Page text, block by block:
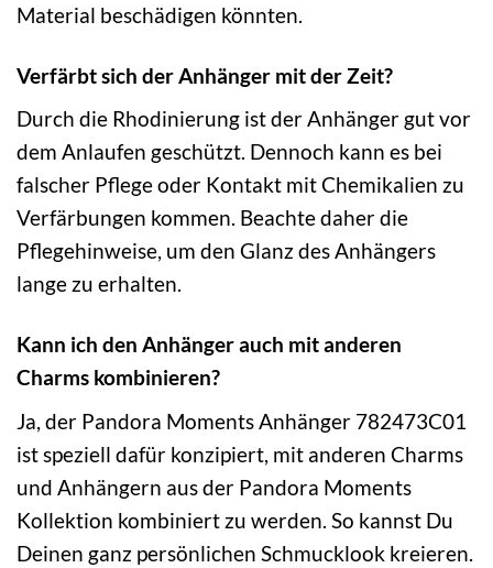
Material beschädigen könnten.
Verfärbt sich der Anhänger mit der Zeit?
Durch die Rhodinierung ist der Anhänger gut vor
dem Anlaufen geschützt. Dennoch kann es bei
falscher Pflege oder Kontakt mit Chemikalien zu
Verfärbungen kommen. Beachte daher die
Pflegehinweise, um den Glanz des Anhängers
lange zu erhalten.
Kann ich den Anhänger auch mit anderen
Charms kombinieren?
Ja, der Pandora Moments Anhänger 782473C01
ist speziell dafür konzipiert, mit anderen Charms
und Anhängern aus der Pandora Moments
Kollektion kombiniert zu werden. So kannst Du
Deinen ganz persönlichen Schmucklook kreieren.